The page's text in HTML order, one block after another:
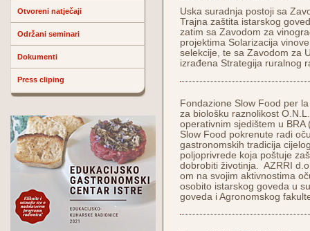
Otvoreni natječaji
Održani seminari
Dokumenti
Press cliping
Uska suradnja postoji sa
Trajna zaštita istarskog
zatim sa Zavodom za
projektima Solarizacija
selekcije, te sa Zavodom za
izrađena Strategija ruralnog
Fondazione Slow Food per
za biološku raznolikost
operativnim sjedištem u
Slow Food pokrenute radi
gastronomskih tradicija
poljoprivrede koja poštuje
dobrobiti životinja. AZRRI
om na svojim aktivnostima
osobito istarskog goveda u
goveda i Agronomskog